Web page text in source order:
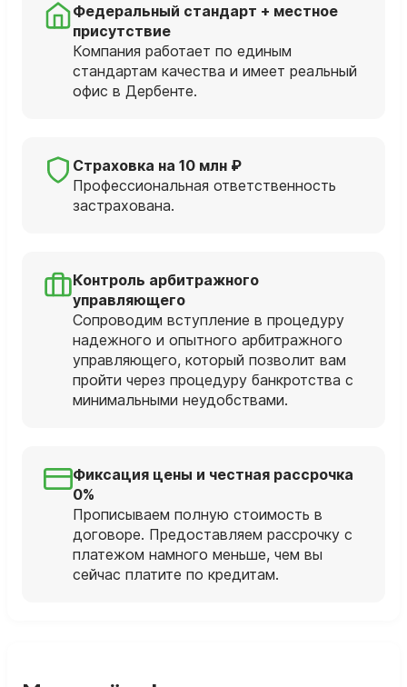
Федеральный стандарт + местное
присутствие
Компания работает по единым
стандартам качества и имеет реальный
офис в Дербенте.
Страховка на 10 млн ₽
Профессиональная ответственность
застрахована.
Контроль арбитражного
управляющего
Сопроводим вступление в процедуру
надежного и опытного арбитражного
управляющего, который позволит вам
пройти через процедуру банкротства с
минимальными неудобствами.
Фиксация цены и честная рассрочка
0%
Прописываем полную стоимость в
договоре. Предоставляем рассрочку с
платежом намного меньше, чем вы
сейчас платите по кредитам.